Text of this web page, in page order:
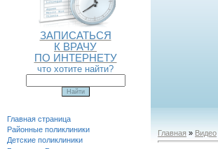
ЗАПИСАТЬСЯ
К ВРАЧУ
ПО ИНТЕРНЕТУ
что хотите найти?
Главная страница
Районные поликлиники
Детские поликлиники
Главная » Видео